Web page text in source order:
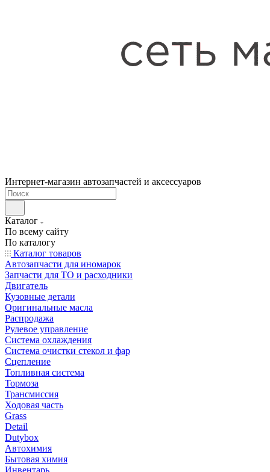
Интернет-магазин автозапчастей и аксессуаров
Каталог
По всему сайту
По каталогу
Каталог товаров
Автозапчасти для иномарок
Запчасти для ТО и расходники
Двигатель
Кузовные детали
Оригинальные масла
Распродажа
Рулевое управление
Система охлаждения
Система очистки стекол и фар
Сцепление
Топливная система
Тормоза
Трансмиссия
Ходовая часть
Grass
Detail
Dutybox
Автохимия
Бытовая химия
Инвентарь